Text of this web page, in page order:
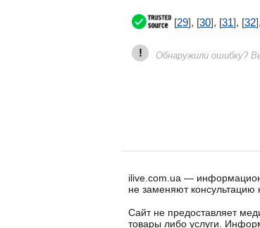
[29], [30], [31], [32
! Обнаружили ошибку?
ilive.com.ua —
не заменяют консультацию
Сайт не предоставляет
товары либо услуги.